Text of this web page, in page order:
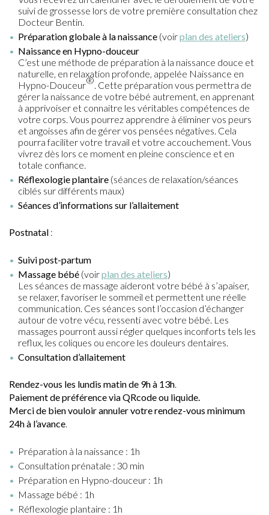
suivi de grossesse lors de votre première consultation chez
Docteur Bentin.
Préparation globale à la naissance (voirplan des ateliers)
Naissance en Hypno-douceur
C’est une méthode de préparation à la naissance douce et
naturelle, en relaxation profonde, appelée Naissance en
Hypno-Douceur®. Cette préparation vous permettra de
gérer la naissance de votre bébé autrement, en apprenant
à apprivoiser et connaitre les véritables compétences de
votre corps. Vous pourrez apprendre à éliminer vos peurs
et angoisses afin de gérer vos pensées négatives. Cela
pourra faciliter votre travail et votre accouchement. Vous
vivrez dès lors ce moment en pleine conscience et en
totale confiance.
Réflexologie plantaire (séances de relaxation/séances
ciblés sur différents maux)
Séances d’informations sur l’allaitement
Postnatal :
Suivi post-partum
Massage bébé (voirplan des ateliers)
Les séances de massage aideront votre bébé à s’apaiser,
se relaxer, favoriser le sommeil et permettent une réelle
communication. Ces séances sont l’occasion d’échanger
autour de votre vécu, ressenti avec votre bébé. Les
massages pourront aussi régler quelques inconforts tels les
reflux, les coliques ou encore les douleurs dentaires.
Consultation d’allaitement
Rendez-vous les lundis matin de 9h à 13h.
Paiement de préférence via QRcode ou liquide.
Merci de bien vouloir annuler votre rendez-vous minimum
24h à l’avance.
Préparation à la naissance : 1h
Consultation prénatale : 30 min
Préparation en Hypno-douceur : 1h
Massage bébé : 1h
Réflexologie plantaire : 1h